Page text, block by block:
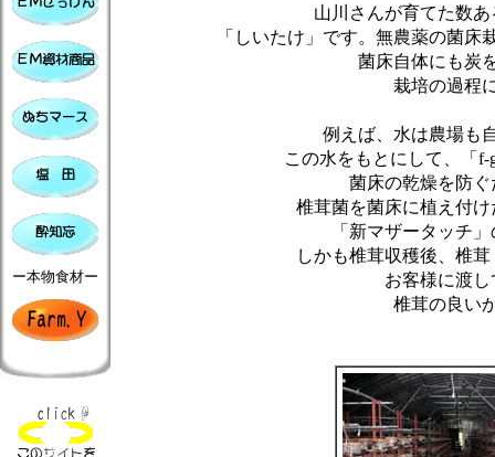
ー本物食材ー
山川さんが育てた数
「しいたけ」です。無農薬の菌
菌床自体にも炭
栽培の過程
例えば、水は農場も
この水をもとにして、「
菌床の乾燥を防
椎茸菌を菌床に植え付
「新マザータッチ
しかも椎茸収穫後、椎
お客様に渡
椎茸の良い